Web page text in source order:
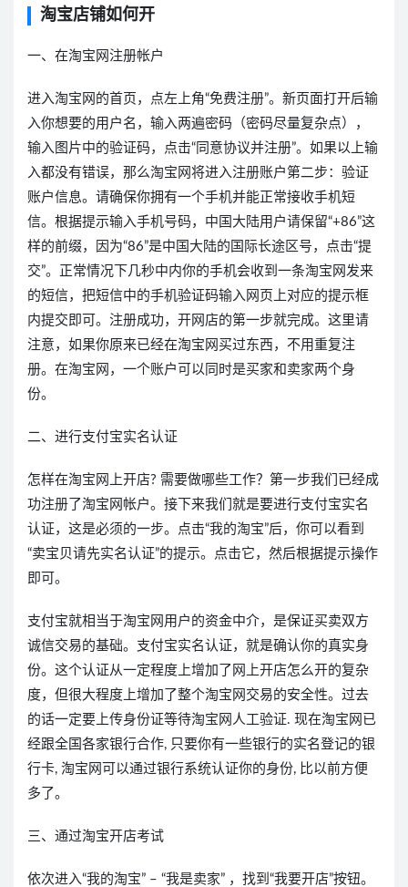
淘宝店铺如何开
一、在淘宝网注册帐户
进入淘宝网的首页，点左上角“免费注册”。新页面打开后输
入你想要的用户名，输入两遍密码（密码尽量复杂点），
输入图片中的验证码，点击“同意协议并注册”。如果以上输
入都没有错误，那么淘宝网将进入注册账户第二步：验证
账户信息。请确保你拥有一个手机并能正常接收手机短
信。根据提示输入手机号码，中国大陆用户请保留“+86”这
样的前缀，因为“86”是中国大陆的国际长途区号，点击“提
交”。正常情况下几秒中内你的手机会收到一条淘宝网发来
的短信，把短信中的手机验证码输入网页上对应的提示框
内提交即可。注册成功，开网店的第一步就完成。这里请
注意，如果你原来已经在淘宝网买过东西，不用重复注
册。在淘宝网，一个账户可以同时是买家和卖家两个身
份。
二、进行支付宝实名认证
怎样在淘宝网上开店? 需要做哪些工作？第一步我们已经成
功注册了淘宝网帐户。接下来我们就是要进行支付宝实名
认证，这是必须的一步。点击“我的淘宝”后，你可以看到
“卖宝贝请先实名认证”的提示。点击它，然后根据提示操作
即可。
支付宝就相当于淘宝网用户的资金中介，是保证买卖双方
诚信交易的基础。支付宝实名认证，就是确认你的真实身
份。这个认证从一定程度上增加了网上开店怎么开的复杂
度，但很大程度上增加了整个淘宝网交易的安全性。过去
的话一定要上传身份证等待淘宝网人工验证. 现在淘宝网已
经跟全国各家银行合作, 只要你有一些银行的实名登记的银
行卡, 淘宝网可以通过银行系统认证你的身份, 比以前方便
多了。
三、通过淘宝开店考试
依次进入“我的淘宝” – “我是卖家” ，找到“我要开店”按钮。